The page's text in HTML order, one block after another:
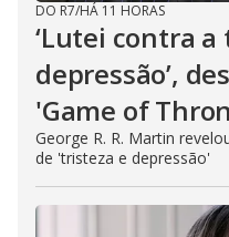
DO R7/HÁ 11 HORAS
‘Lutei contra a
depressão’,
'Game of
George R. R. Martin
de 'tristeza e depressão'